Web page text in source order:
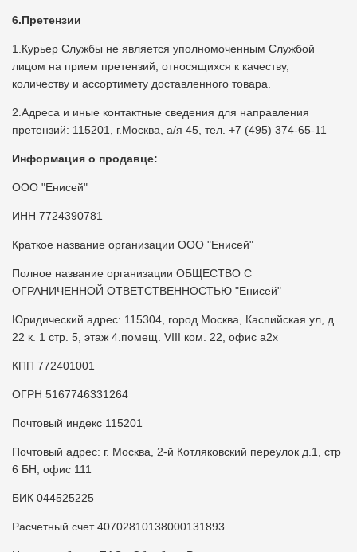
6.Претензии
1.Курьер Службы не является уполномоченным Службой
лицом на прием претензий, относящихся к качеству,
количеству и ассортимету доставленного товара.
2.Адреса и иные контактные сведения для направления
претензий: 115201, г.Москва, а/я 45, тел. +7 (495) 374-65-11
Информация о продавце:
ООО "Енисей"
ИНН 7724390781
Краткое название организации ООО "Енисей"
Полное название организации ОБЩЕСТВО С
ОГРАНИЧЕННОЙ ОТВЕТСТВЕННОСТЬЮ "Енисей"
Юридический адрес: 115304, город Москва, Каспийская ул, д.
22 к. 1 стр. 5, этаж 4.помещ. VIII ком. 22, офис а2х
КПП 772401001
ОГРН 5167746331264
Почтовый индекс 115201
Почтовый адрес: г. Москва, 2-й Котляковский переулок д.1, стр
6 БН, офис 111
БИК 044525225
Расчетный счет 40702810138000131893